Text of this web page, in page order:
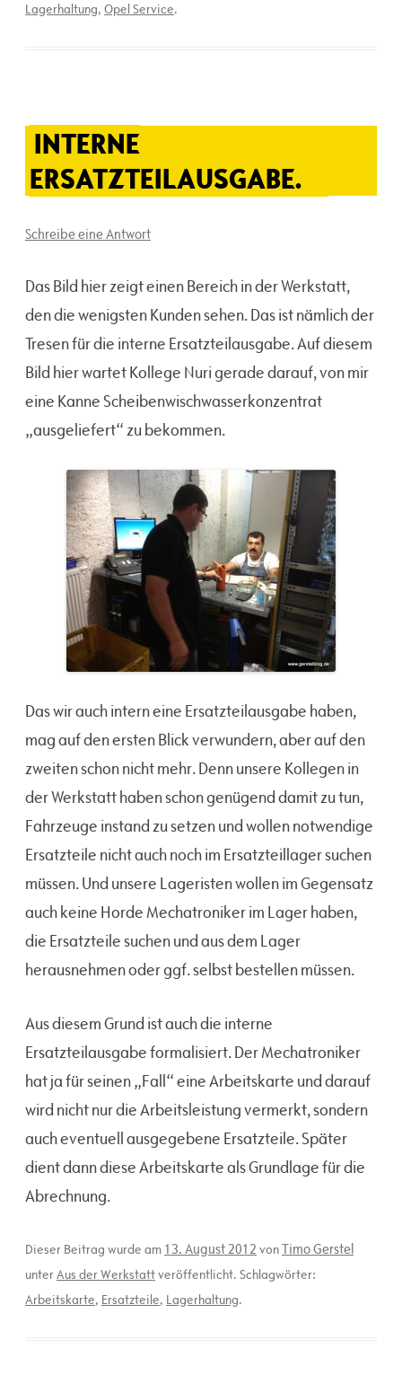
Lagerhaltung, Opel Service.
INTERNE
ERSATZTEILAUSGABE.
Schreibe eine Antwort
Das Bild hier zeigt einen Bereich in der Werkstatt,
den die wenigsten Kunden sehen. Das ist nämlich der
Tresen für die interne Ersatzteilausgabe. Auf diesem
Bild hier wartet Kollege Nuri gerade darauf, von mir
eine Kanne Scheibenwischwasserkonzentrat
„ausgeliefert“ zu bekommen.
Das wir auch intern eine Ersatzteilausgabe haben,
mag auf den ersten Blick verwundern, aber auf den
zweiten schon nicht mehr. Denn unsere Kollegen in
der Werkstatt haben schon genügend damit zu tun,
Fahrzeuge instand zu setzen und wollen notwendige
Ersatzteile nicht auch noch im Ersatzteillager suchen
müssen. Und unsere Lageristen wollen im Gegensatz
auch keine Horde Mechatroniker im Lager haben,
die Ersatzteile suchen und aus dem Lager
herausnehmen oder ggf. selbst bestellen müssen.
Aus diesem Grund ist auch die interne
Ersatzteilausgabe formalisiert. Der Mechatroniker
hat ja für seinen „Fall“ eine Arbeitskarte und darauf
wird nicht nur die Arbeitsleistung vermerkt, sondern
auch eventuell ausgegebene Ersatzteile. Später
dient dann diese Arbeitskarte als Grundlage für die
Abrechnung.
Dieser Beitrag wurde am 13. August 2012 vonTimo Gerstel
unterAus der Werkstattveröffentlicht. Schlagwörter:
Arbeitskarte, Ersatzteile, Lagerhaltung.